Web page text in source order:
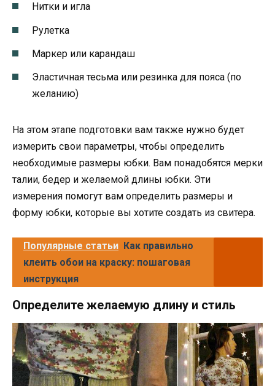
Нитки и игла
Рулетка
Маркер или карандаш
Эластичная тесьма или резинка для пояса (по
желанию)
На этом этапе подготовки вам также нужно будет
измерить свои параметры, чтобы определить
необходимые размеры юбки. Вам понадобятся мерки
талии, бедер и желаемой длины юбки. Эти
измерения помогут вам определить размеры и
форму юбки, которые вы хотите создать из свитера.
Популярные статьи Как правильно
клеить обои на краску: пошаговая
инструкция
Определите желаемую длину и стиль